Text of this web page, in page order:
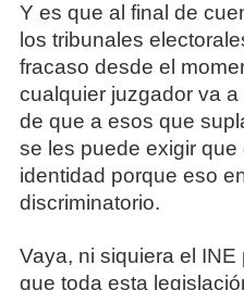
Y es que al final de
los tribunales
fracaso desde el
cualquier juzgador va
de que a esos que
se les puede exigir que
identidad porque eso
discriminatorio.
Vaya, ni siquiera el
que toda esta